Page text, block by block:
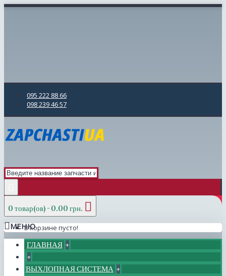
095 222 88 66
098 239 46 57
0 товар(ов) - 0.00 грн.
В корзине пусто!
МЕНЮ
ГЛАВНАЯ +
+
ВЫХЛОПНАЯ СИСТЕМА +